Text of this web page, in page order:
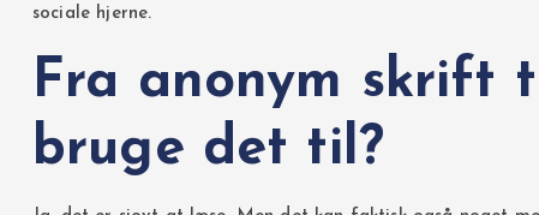
sociale hjerne.
Fra anonym skrift
bruge det til?